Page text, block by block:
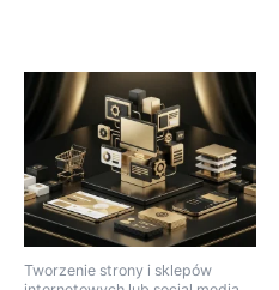
Tworzenie strony i sklepów